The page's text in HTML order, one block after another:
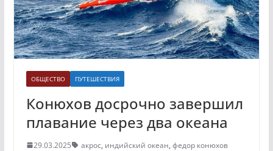
ОБЩЕСТВО ПУТЕШЕСТВИЯ
Конюхов досрочно завершил
плавание через два океана
29.03.2025 акрос, индийский океан, федор конюхов